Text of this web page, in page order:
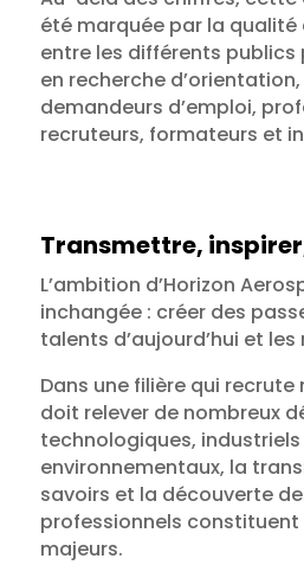
été marquée par la qualité
entre les différents publics
en recherche
demandeurs d’emploi,
recruteurs, formateurs et
Transmettre,
L’ambition d’Horizon
inchangée : créer des
talents d’aujourd’hui et
Dans une filière qui
doit relever de nombreux
technologiques,
environnementaux, la
savoirs et la découverte
professionnels constituent
majeurs.